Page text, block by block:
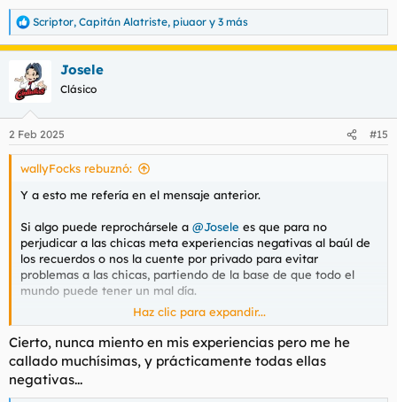
R
e
a
c
i
e
s
Scriptor, Capitán Alatriste, piuaor y 3 más
Josele
Clásico
2 Feb 2025 #15
wallyFocks rebuznó:
Y a esto me refería en el mensaje anterior.
Si algo puede reprochársele a @Josele es que para no
perjudicar a las chicas meta experiencias negativas al baúl de
los recuerdos o nos la cuente por privado para evitar
problemas a las chicas, partiendo de la base de que todo el
mundo puede tener un mal día.
Yo no voy a hacer sangre, pero lo he dicho siempre, si se
quiere normalizar este trabajo, las trabajadoras deben empezar
por normalizar el recibir una crítica, siempre que sea fidedigna,
y eso se suele notar.
Haz clic para expandir...
Cierto, nunca miento en mis experiencias pero me he
callado muchísimas, y prácticamente todas ellas
negativas...